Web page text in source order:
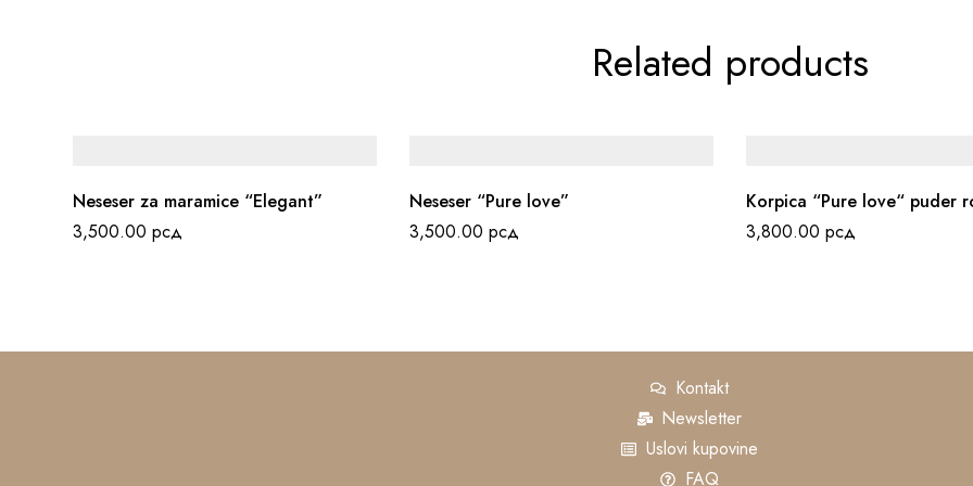
Related products
Neseser za maramice “Elegant”
3,500.00 рсд
Neseser “Pure love”
3,500.00 рсд
Korpica “Pure love“ puder
3,800.00 рсд
Kontakt
Newsletter
Uslovi kupovine
FAQ